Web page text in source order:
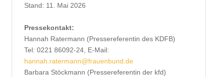
Stand: 11. Mai 2026
Pressekontakt:
Hannah Ratermann (Pressereferentin des KDFB)
Tel: 0221 86092-24, E-Mail:
hannah.ratermann@frauenbund.de
Barbara Stöckmann (Pressereferentin der kfd)